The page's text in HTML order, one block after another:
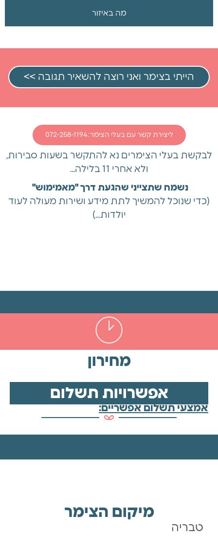
מה באיזור
הייתי בצימר ואני רוצה להשאיר תגובה >>
ליצירת קשר עם בעלי הצימר: 072-258-1194
לבקשת בעלי הצימרים נא להתקשר בשעות סבירות,
ולא אחרי 11 בלילה…
נשמח שתצייני שהגעת דרך "מאמימוש"
(כדי שנוכל להמשיך לתת מידע ושירות מעולה לעוד
יולדות…)
מחירון
אפשרויות תשלום
אמצעי תשלום אפשריים:
מיקום הצימר
טבריה